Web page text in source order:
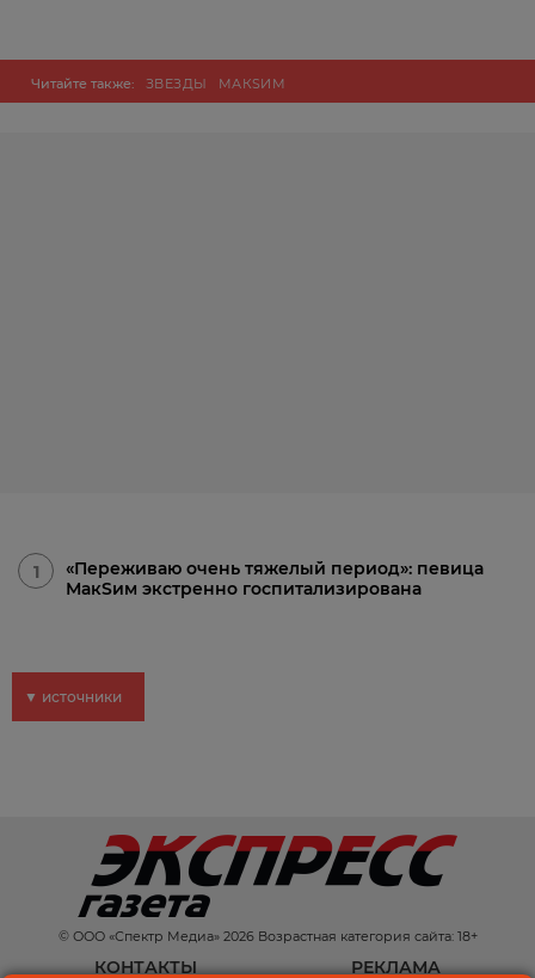
Читайте также: ЗВЕЗДЫ МАКSИМ
1
«Переживаю очень тяжелый период»: певица
МакSим экстренно госпитализирована
▼ источники
© ООО «Спектр Медиа» 2026 Возрастная категория сайта: 18+
КОНТАКТЫ РЕКЛАМА